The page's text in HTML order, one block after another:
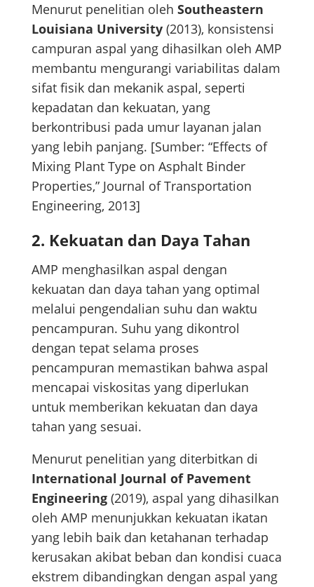
Menurut penelitian oleh Southeastern
Louisiana University(2013), konsistensi
campuran aspal yang dihasilkan oleh AMP
membantu mengurangi variabilitas dalam
sifat fisik dan mekanik aspal, seperti
kepadatan dan kekuatan, yang
berkontribusi pada umur layanan jalan
yang lebih panjang. [Sumber: “Effects of
Mixing Plant Type on Asphalt Binder
Properties,” Journal of Transportation
Engineering, 2013]
2. Kekuatan dan Daya Tahan
AMP menghasilkan aspal dengan
kekuatan dan daya tahan yang optimal
melalui pengendalian suhu dan waktu
pencampuran. Suhu yang dikontrol
dengan tepat selama proses
pencampuran memastikan bahwa aspal
mencapai viskositas yang diperlukan
untuk memberikan kekuatan dan daya
tahan yang sesuai.
Menurut penelitian yang diterbitkan di
International Journal of Pavement
Engineering(2019), aspal yang dihasilkan
oleh AMP menunjukkan kekuatan ikatan
yang lebih baik dan ketahanan terhadap
kerusakan akibat beban dan kondisi cuaca
ekstrem dibandingkan dengan aspal yang